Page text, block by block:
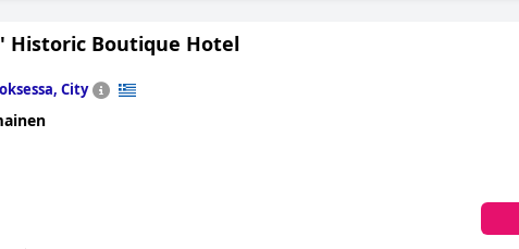
Historic Boutique Hotel
City